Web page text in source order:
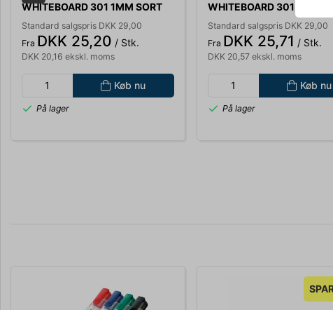
WHITEBOARD 301 1MM SORT
301-9
Standard salgspris DKK 29,00
Fra DKK 25,20 / Stk.
DKK 20,16 ekskl. moms
Køb nu
På lager
WHITEBOARD 301 1MM
301-2
Standard salgspris DKK 29,00
Fra DKK 25,71 / Stk.
DKK 20,57 ekskl. moms
Køb nu
På lager